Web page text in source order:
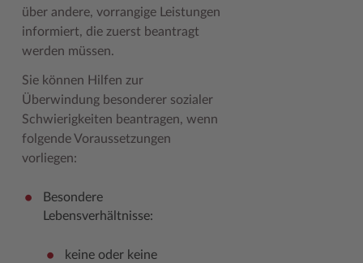
Ukrainehilfe
Woche der Seelischen Gesundheit
#MeinStormarn
Karrieretag
Was ist ein Kreis?
Zahlen, Daten, Fakten
über andere, vorrangige Leistungen
informiert, die zuerst beantragt
werden müssen.
Sie können Hilfen zur
Überwindung besonderer sozialer
Schwierigkeiten beantragen, wenn
folgende Voraussetzungen
vorliegen:
Besondere
Lebensverhältnisse:
keine oder keine